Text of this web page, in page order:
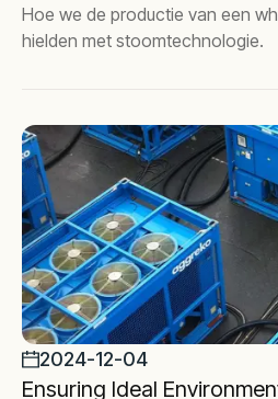
Hoe we de productie van een
hielden met stoomtechnologie.
2024-12-04
Ensuring Ideal